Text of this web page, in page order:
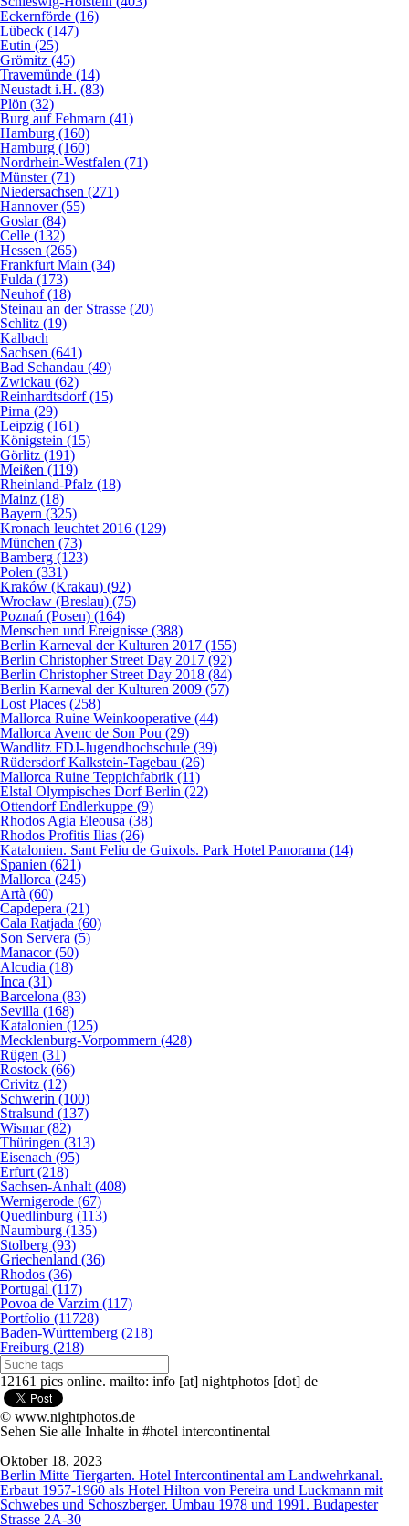
Eckernförde (16)
Lübeck (147)
Eutin (25)
Grömitz (45)
Travemünde (14)
Neustadt i.H. (83)
Plön (32)
Burg auf Fehmarn (41)
Hamburg (160)
Hamburg (160)
Nordrhein-Westfalen (71)
Münster (71)
Niedersachsen (271)
Hannover (55)
Goslar (84)
Celle (132)
Hessen (265)
Frankfurt Main (34)
Fulda (173)
Neuhof (18)
Steinau an der Strasse (20)
Schlitz (19)
Kalbach
Sachsen (641)
Bad Schandau (49)
Zwickau (62)
Reinhardtsdorf (15)
Pirna (29)
Leipzig (161)
Königstein (15)
Görlitz (191)
Meißen (119)
Rheinland-Pfalz (18)
Mainz (18)
Bayern (325)
Kronach leuchtet 2016 (129)
München (73)
Bamberg (123)
Polen (331)
Kraków (Krakau) (92)
Wrocław (Breslau) (75)
Poznań (Posen) (164)
Menschen und Ereignisse (388)
Berlin Karneval der Kulturen 2017 (155)
Berlin Christopher Street Day 2017 (92)
Berlin Christopher Street Day 2018 (84)
Berlin Karneval der Kulturen 2009 (57)
Lost Places (258)
Mallorca Ruine Weinkooperative (44)
Mallorca Avenc de Son Pou (29)
Wandlitz FDJ-Jugendhochschule (39)
Rüdersdorf Kalkstein-Tagebau (26)
Mallorca Ruine Teppichfabrik (11)
Elstal Olympisches Dorf Berlin (22)
Ottendorf Endlerkuppe (9)
Rhodos Agia Eleousa (38)
Rhodos Profitis Ilias (26)
Katalonien. Sant Feliu de Guixols. Park Hotel Panorama (14)
Spanien (621)
Mallorca (245)
Artà (60)
Capdepera (21)
Cala Ratjada (60)
Son Servera (5)
Manacor (50)
Alcudia (18)
Inca (31)
Barcelona (83)
Sevilla (168)
Katalonien (125)
Mecklenburg-Vorpommern (428)
Rügen (31)
Rostock (66)
Crivitz (12)
Schwerin (100)
Stralsund (137)
Wismar (82)
Thüringen (313)
Eisenach (95)
Erfurt (218)
Sachsen-Anhalt (408)
Wernigerode (67)
Quedlinburg (113)
Naumburg (135)
Stolberg (93)
Griechenland (36)
Rhodos (36)
Portugal (117)
Povoa de Varzim (117)
Portfolio (11728)
Baden-Württemberg (218)
Freiburg (218)
12161 pics online. mailto: info [at] nightphotos [dot] de
© www.nightphotos.de
Sehen Sie alle Inhalte in #hotel intercontinental
Oktober 18, 2023
Berlin Mitte Tiergarten. Hotel Intercontinental am Landwehrkanal.
Erbaut 1957-1960 als Hotel Hilton von Pereira und Luckmann mit
Schwebes und Schoszberger. Umbau 1978 und 1991. Budapester
Strasse 2A-30